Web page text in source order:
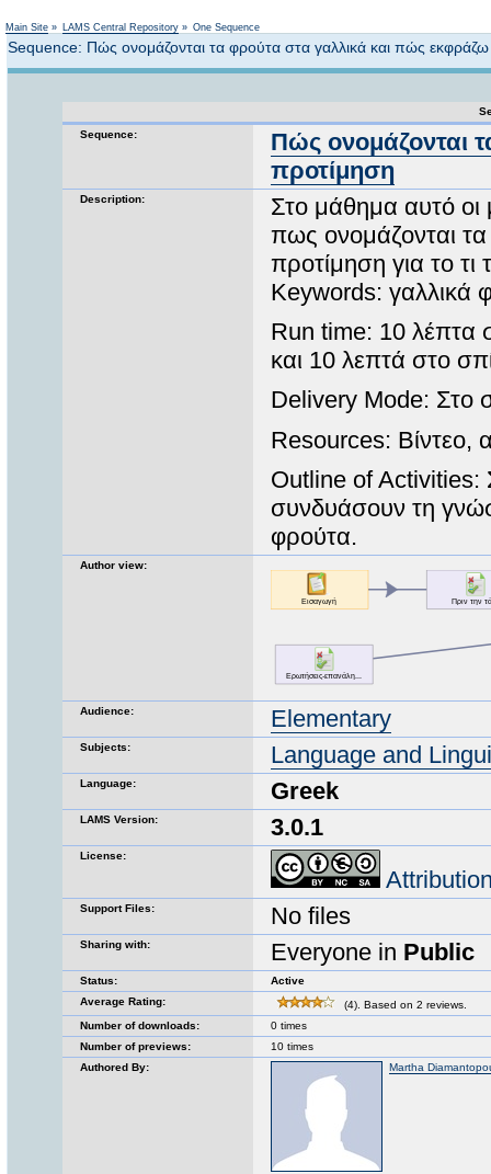
Main Site » LAMS Central Repository » One Sequence
Sequence: Πώς ονομάζονται τα φρούτα στα γαλλικά και πώς
Sequence:
Πώς ονομάζονται
προτίμηση
Description:
Στο μάθημα αυτό οι
πως ονομάζονται
προτίμηση για το τι
Keywords: γαλλικά
Run time: 10 λέπτα
και 10 λεπτά στο
Delivery Mode: Στο
Resources: Βίντεο,
Outline of Activities:
συνδυάσουν τη
φρούτα.
Author view:
Audience: Elementary
Subjects: Language and
Language: Greek
LAMS Version: 3.0.1
License:
Support Files: No files
Sharing with: Everyone in Public
Status:
Active
Average Rating:
(4). Based on 2 reviews.
Number of downloads:
0 times
Number of previews:
10 times
Authored By:
Martha